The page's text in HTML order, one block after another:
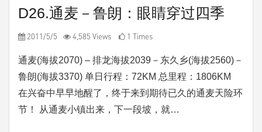
D26.通麦－鲁朗：眼睛穿过四季
2011/5/5 4,585 Views 1 Times
通麦(海拔2070) – 排龙海拔2039－东久乡(海拔2560)－
鲁朗(海拔3370) 单日行程：72KM 总里程：1806KM
在兴奋中早早地醒了，终于来到期待已久的通麦天险环
节！ 从通麦小镇出来，下一段坡，就…